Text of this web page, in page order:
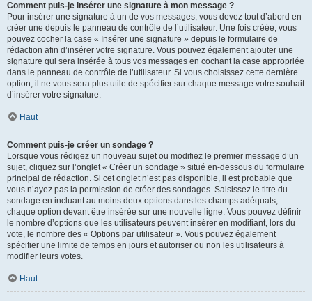
Comment puis-je insérer une signature à mon message ?
Pour insérer une signature à un de vos messages, vous devez tout d’abord en
créer une depuis le panneau de contrôle de l’utilisateur. Une fois créée, vous
pouvez cocher la case « Insérer une signature » depuis le formulaire de
rédaction afin d’insérer votre signature. Vous pouvez également ajouter une
signature qui sera insérée à tous vos messages en cochant la case appropriée
dans le panneau de contrôle de l’utilisateur. Si vous choisissez cette dernière
option, il ne vous sera plus utile de spécifier sur chaque message votre souhait
d’insérer votre signature.
Haut
Comment puis-je créer un sondage ?
Lorsque vous rédigez un nouveau sujet ou modifiez le premier message d’un
sujet, cliquez sur l’onglet « Créer un sondage » situé en-dessous du formulaire
principal de rédaction. Si cet onglet n’est pas disponible, il est probable que
vous n’ayez pas la permission de créer des sondages. Saisissez le titre du
sondage en incluant au moins deux options dans les champs adéquats,
chaque option devant être insérée sur une nouvelle ligne. Vous pouvez définir
le nombre d’options que les utilisateurs peuvent insérer en modifiant, lors du
vote, le nombre des « Options par utilisateur ». Vous pouvez également
spécifier une limite de temps en jours et autoriser ou non les utilisateurs à
modifier leurs votes.
Haut